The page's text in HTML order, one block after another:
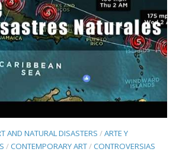
AND NATURAL DISASTERS /ARTE Y
/CONTEMPORARY ART/CONTROVERSIAS